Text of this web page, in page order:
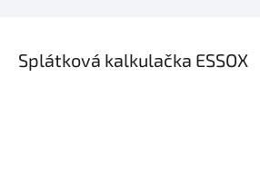
Splátková kalkulačka ESSOX